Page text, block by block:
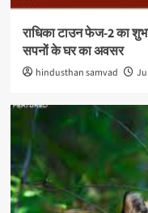
राधिका टाउन फेज-2 का
सपनों के घर का अवसर
hindusthan samvad